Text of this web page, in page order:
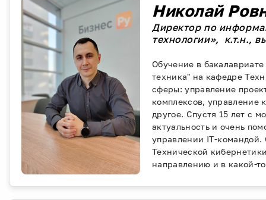
Николай
Директор по
технологии», к.т.н.,
Обучение в
техника" на кафедре
сферы: управление
комплексов, управление
другое. Спустя 15 лет с
актуальность и очень
управлении IT-командой.
Технической
направлению и в какой-